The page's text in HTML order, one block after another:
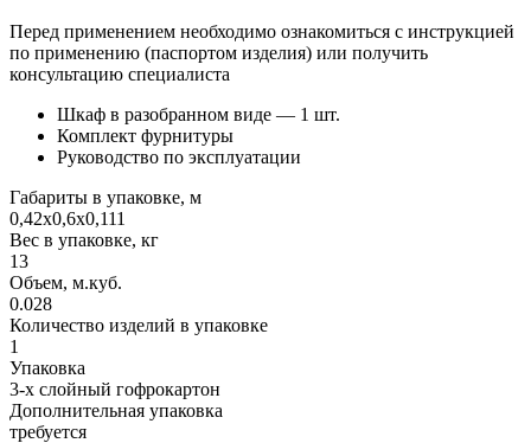
Перед применением необходимо ознакомиться с инструкцией
по применению (паспортом изделия) или получить
консультацию специалиста
Шкаф в разобранном виде — 1 шт.
Комплект фурнитуры
Руководство по эксплуатации
Габариты в упаковке, м
0,42х0,6х0,111
Вес в упаковке, кг
13
Объем, м.куб.
0.028
Количество изделий в упаковке
1
Упаковка
3-х слойный гофрокартон
Дополнительная упаковка
требуется